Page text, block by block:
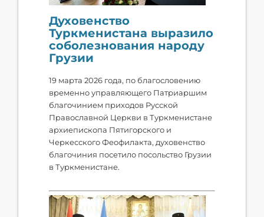
Духовенство
Туркменистана выразило
соболезнования народу
Грузии
19 марта 2026 года, по благословению
временно управляющего Патриаршим
благочинием приходов Русской
Православной Церкви в Туркменистане
архиепископа Пятигорского и
Черкесского Феофилакта, духовенство
благочиния посетило посольство Грузии
в Туркменистане.